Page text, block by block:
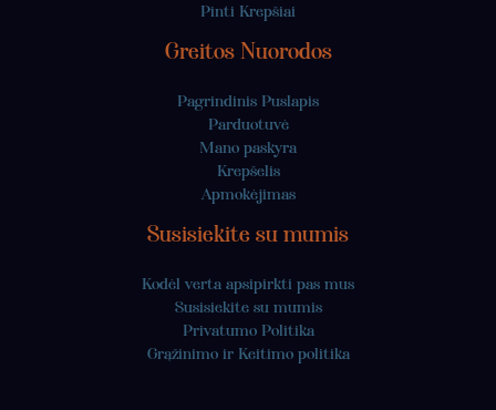
Pinti Krepšiai
Greitos Nuorodos
Pagrindinis Puslapis
Parduotuvė
Mano paskyra
Krepšelis
Apmokėjimas
Susisiekite su mumis
Kodėl verta apsipirkti pas mus
Susisiekite su mumis
Privatumo Politika
Grąžinimo ir Keitimo politika